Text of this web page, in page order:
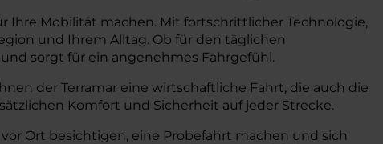
Ihre Mobilität machen. Mit fortschrittlicher Technologie,
und Ihrem Alltag. Ob für den täglichen
sorgt für ein angenehmes Fahrgefühl.
der Terramar eine wirtschaftliche Fahrt, die auch die
Komfort und Sicherheit auf jeder Strecke.
Ort besichtigen, eine Probefahrt machen und sich